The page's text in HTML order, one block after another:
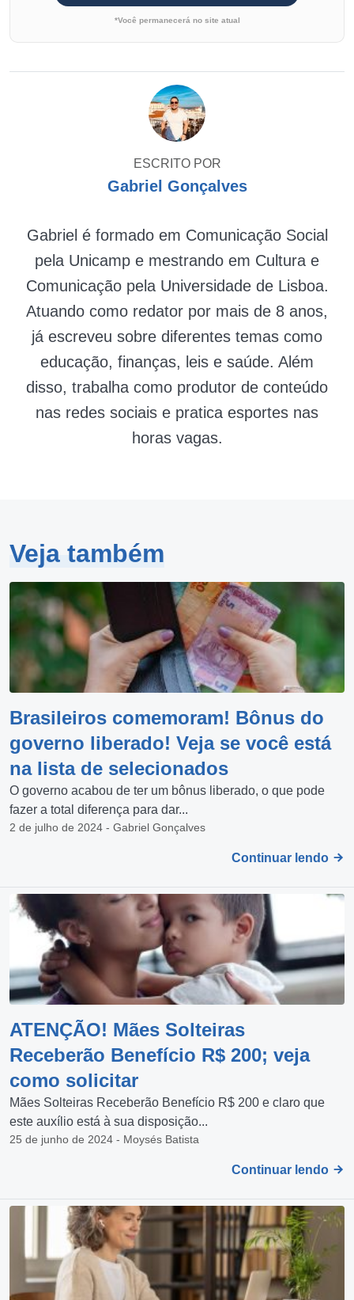
*Você permanecerá no site atual
ESCRITO POR
Gabriel Gonçalves
Gabriel é formado em Comunicação Social
pela Unicamp e mestrando em Cultura e
Comunicação pela Universidade de Lisboa.
Atuando como redator por mais de 8 anos,
já escreveu sobre diferentes temas como
educação, finanças, leis e saúde. Além
disso, trabalha como produtor de conteúdo
nas redes sociais e pratica esportes nas
horas vagas.
Veja também
Brasileiros comemoram! Bônus do
governo liberado! Veja se você está
na lista de selecionados
O governo acabou de ter um bônus liberado, o que pode
fazer a total diferença para dar...
2 de julho de 2024 - Gabriel Gonçalves
Continuar lendo
ATENÇÃO! Mães Solteiras
Receberão Benefício R$ 200; veja
como solicitar
Mães Solteiras Receberão Benefício R$ 200 e claro que
este auxílio está à sua disposição...
25 de junho de 2024 - Moysés Batista
Continuar lendo